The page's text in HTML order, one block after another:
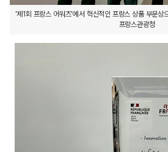
'제1회 프랑스 어워즈'에서 혁신적인 프랑스 상품 부문상
프랑스관광청